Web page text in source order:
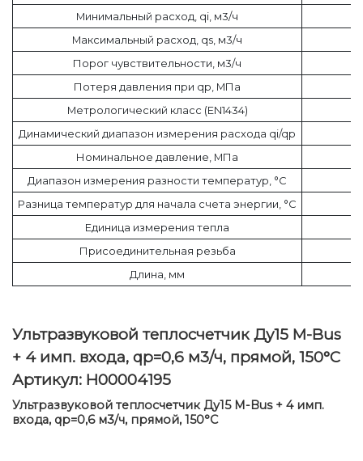
Минимальный расход, qi, м3/ч
Максимальный расход, qs, м3/ч
Порог чувствительности, м3/ч
Потеря давления при qp, МПа
Метрологический класс (EN1434)
Динамический диапазон измерения расхода qi/qp
Номинальное давление, МПа
Диапазон измерения разности температур, °C
Разница температур для начала счета энергии, °C
Единица измерения тепла
Присоединительная резьба
Длина, мм
Ультразвуковой теплосчетчик Ду15 M-Bus
+ 4 имп. входа, qp=0,6 м3/ч, прямой, 150°C
Артикул: Н00004195
Ультразвуковой теплосчетчик Ду15 M-Bus + 4 имп.
входа, qp=0,6 м3/ч, прямой, 150°C